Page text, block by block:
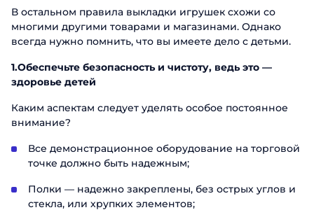
В остальном правила выкладки игрушек схожи со
многими другими товарами и магазинами. Однако
всегда нужно помнить, что вы имеете дело с детьми.
1.Обеспечьте безопасность и чистоту, ведь это —
здоровье детей
Каким аспектам следует уделять особое постоянное
внимание?
Все демонстрационное оборудование на торговой
точке должно быть надежным;
Полки — надежно закреплены, без острых углов и
стекла, или хрупких элементов;